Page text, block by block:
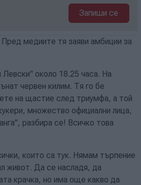
Запиши се
медиите тя заяви амбиции за
около 18.25 часа. На
червен килим. Тя го бе
на щастие след триумфа, а той
множество официални лица,
разбира се! Всичко това
които са тук. Нямам търпение
живот. Да се насладя, да
крачка, но има още какво да